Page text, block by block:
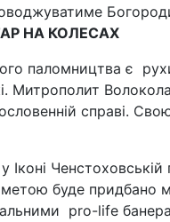
НА КОЛЕСАХ
паломництва є
Митрополит
справі.
Іконі
метою буде придбано
pro-life